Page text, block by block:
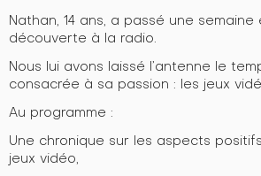
Nathan, 14 ans, a passé une
découverte à la radio.
Nous lui avons laissé l’antenne le
consacrée à sa passion : les jeux
Au programme :
Une chronique sur les aspects
jeux vidéo,